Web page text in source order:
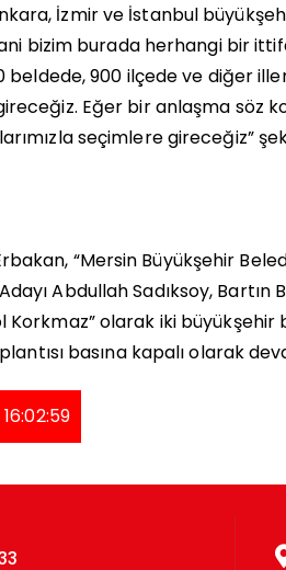
İzmir ve İstanbul
bizim burada herhangi bir
900 ilçede ve diğer
Eğer bir anlaşma söz
seçimlere gireceğiz”
“Mersin Büyükşehir
Abdullah Sadıksoy, Bartın
Korkmaz” olarak iki
basına kapalı olarak